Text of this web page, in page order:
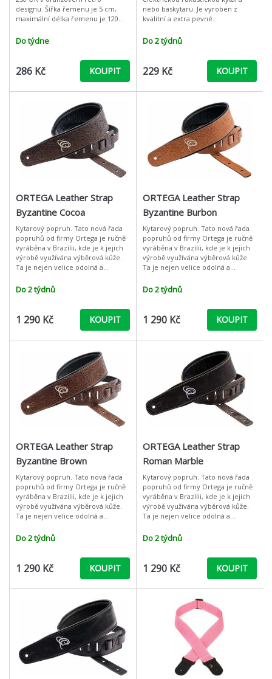
designu. Šířka řemenu je 5 cm,
maximální délka řemenu je 120
tkanina. Hmotnost je cca 200 g.
Do týdne
286 Kč KOUPIT
nebo baskytaru. Je vyroben z
kvalitní a extra pevné
porovnání s konkurenčními
produkty vyniká v
Do 2 týdnů
229 Kč KOUPIT
ORTEGA Leather Strap
Byzantine Cocoa
Kytarový popruh. Tato nová řada
popruhů od firmy Ortega je ručně
vyráběna v Brazílii, kde je k jejich
výrobě využívána výběrová kůže.
Ta je nejen velice odolná a
popruhům také nezaměnitelný
design
Do 2 týdnů
1 290 Kč KOUPIT
ORTEGA Leather Strap
Byzantine Burbon
Kytarový popruh. Tato nová řada
popruhů od firmy Ortega je ručně
vyráběna v Brazílii, kde je k jejich
výrobě využívána výběrová kůže.
Ta je nejen velice odolná a
popruhům také nezaměnitelný
design
Do 2 týdnů
1 290 Kč KOUPIT
ORTEGA Leather Strap
Byzantine Brown
Kytarový popruh. Tato nová řada
popruhů od firmy Ortega je ručně
vyráběna v Brazílii, kde je k jejich
výrobě využívána výběrová kůže.
Ta je nejen velice odolná a
popruhům také nezaměnitelný
design
Do 2 týdnů
1 290 Kč KOUPIT
ORTEGA Leather Strap
Roman Marble
Kytarový popruh. Tato nová řada
popruhů od firmy Ortega je ručně
vyráběna v Brazílii, kde je k jejich
výrobě využívána výběrová kůže.
Ta je nejen velice odolná a
popruhům také nezaměnitelný
design
Do 2 týdnů
1 290 Kč KOUPIT